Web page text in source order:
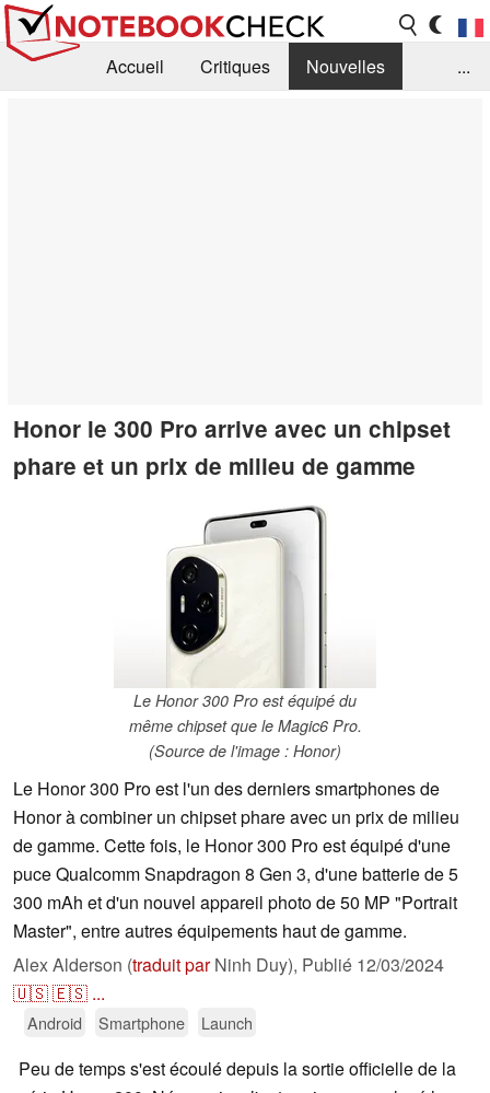
Accueil Critiques
Nouvelles
...
Honor le 300 Pro arrive avec un chipset
phare et un prix de milieu de gamme
Le Honor 300 Pro est équipé du
même chipset que le Magic6 Pro.
(Source de l'image : Honor)
Le Honor 300 Pro est l'un des derniers smartphones de
Honor à combiner un chipset phare avec un prix de milieu
de gamme. Cette fois, le Honor 300 Pro est équipé d'une
puce Qualcomm Snapdragon 8 Gen 3, d'une batterie de 5
300 mAh et d'un nouvel appareil photo de 50 MP "Portrait
Master", entre autres équipements haut de gamme.
Alex Alderson (traduit parNinh Duy), Publié 12/03/2024
🇺🇸🇪🇸 ...
Android Smartphone Launch
Peu de temps s'est écoulé depuis la sortie officielle de la